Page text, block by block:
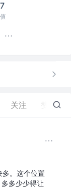
关注 27
。这个位置
多少少得让